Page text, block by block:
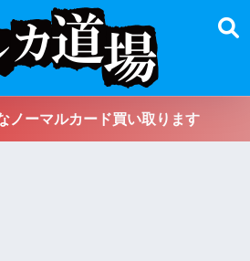
ノーマルカード買い取ります